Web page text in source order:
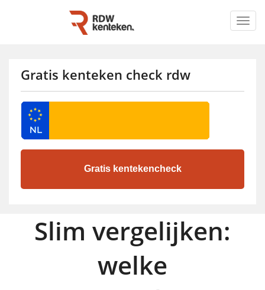
Gratis kenteken check rdw
Slim vergelijken:
welke